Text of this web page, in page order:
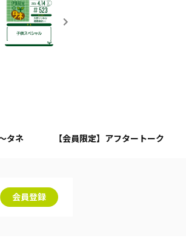
タネ 【会員限定】アフタートーク
会員登録